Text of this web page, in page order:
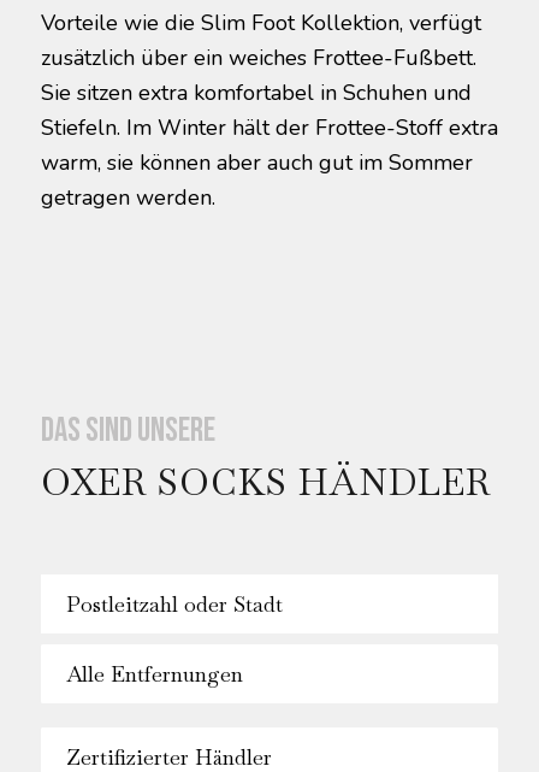
Vorteile wie die Slim Foot Kollektion, verfügt
zusätzlich über ein weiches Frottee-Fußbett.
Sie sitzen extra komfortabel in Schuhen und
Stiefeln. Im Winter hält der Frottee-Stoff extra
warm, sie können aber auch gut im Sommer
getragen werden.
Das sind unsere
OXER SOCKS HÄNDLER